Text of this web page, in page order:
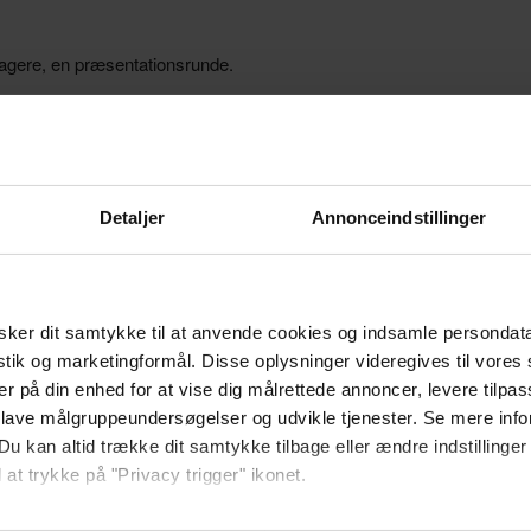
Detaljer Annonceindstillinger
dit samtykke til at anvende cookies og indsamle
og marketingformål. Disse oplysninger videregives til vores
på din enhed for at vise dig målrettede annoncer, levere
målgruppeundersøgelser og udvikle tjenester. Se mere
kan altid trække dit samtykke tilbage eller ændre indstillinger
at trykke på "Privacy trigger" ikonet.
en præsentationsrunde.
der vælger at sætte sig i den positive stol. Gevinsten for den der
og anbefalinger fra de andre i netværket.
kan der altid læres noget nyt eller man kan begynde at
sig selv og deres virksomheds stærke og svage sider over for